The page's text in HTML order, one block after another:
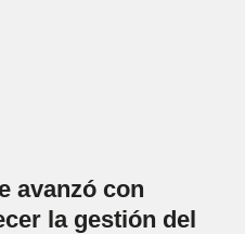
avanzó con
la gestión del